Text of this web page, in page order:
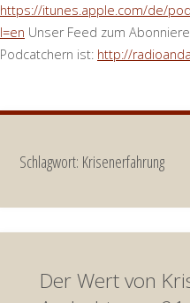
https://itunes.apple.com/de/
l=en Unser Feed zum
Podcatchern ist: http://
Schlagwort: Krisenerfahrung
Der Wert von